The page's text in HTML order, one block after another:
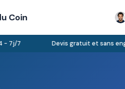
Coin
7 Devis gratuit et sans